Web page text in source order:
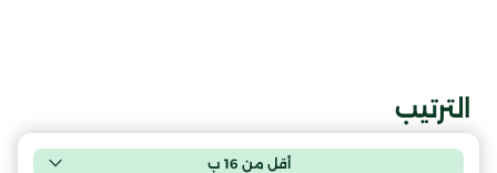
الترتيب
أقل من 16 ب